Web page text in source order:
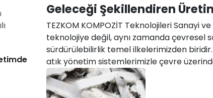
Geleceği Şekillendiren
TEZKOM KOMPOZİT Teknolojileri Sanayi
teknolojiye değil, aynı zamanda çevresel
sürdürülebilirlik temel ilkelerimizden
atık yönetim sistemlerimizle çevre